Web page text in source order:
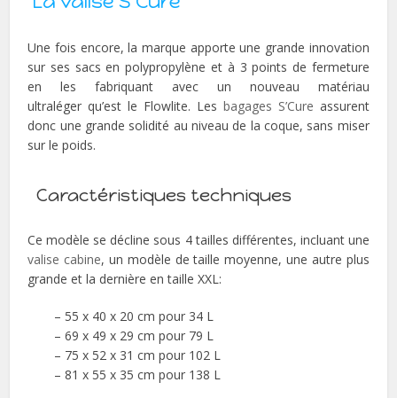
Une fois encore, la marque apporte une grande innovation
sur ses sacs en polypropylène et à 3 points de fermeture
en les fabriquant avec un nouveau matériau
ultraléger qu’est le Flowlite. Les bagages S’Cure assurent
donc une grande solidité au niveau de la coque, sans miser
sur le poids.
Caractéristiques techniques
Ce modèle se décline sous 4 tailles différentes, incluant une
valise cabine, un modèle de taille moyenne, une autre plus
grande et la dernière en taille XXL:
– 55 x 40 x 20 cm pour 34 L
– 69 x 49 x 29 cm pour 79 L
– 75 x 52 x 31 cm pour 102 L
– 81 x 55 x 35 cm pour 138 L